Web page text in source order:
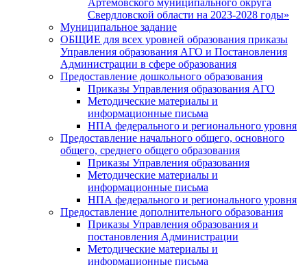
Артемовского муниципального округа
Свердловской области на 2023-2028 годы»
Муниципальное задание
ОБЩИЕ для всех уровней образования приказы
Управления образования АГО и Постановления
Администрации в сфере образования
Предоставление дошкольного образования
Приказы Управления образования АГО
Методические материалы и
информационные письма
НПА федерального и регионального уровня
Предоставление начального общего, основного
общего, среднего общего образования
Приказы Управления образования
Методические материалы и
информационные письма
НПА федерального и регионального уровня
Предоставление дополнительного образования
Приказы Управления образования и
постановления Администрации
Методические материалы и
информационные письма